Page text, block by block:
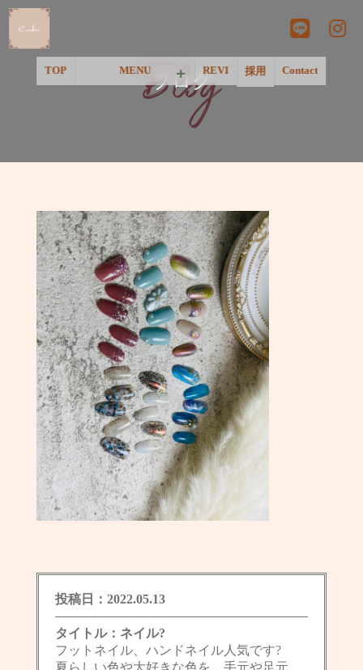
TOP MENU
＜一覧＞
＜脱毛＞
＜アートメイク&美肌点滴＞
＜Pink Tone＞
REVI 採用 Contact
Blog
ブログ
投稿日：2022.05.13
タイトル：ネイル?
フットネイル、ハンドネイル人気です?